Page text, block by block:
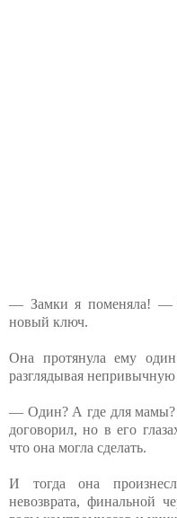
— Замки я поменяла! —
новый ключ.
Она протянула ему
разглядывая
— Один? А где для
договорил, но в его
что она могла сделать.
И тогда она
невозврата, финальной